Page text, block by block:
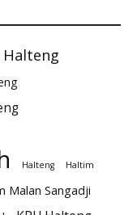
Halteng
Halteng Haltim
Malan Sangadji